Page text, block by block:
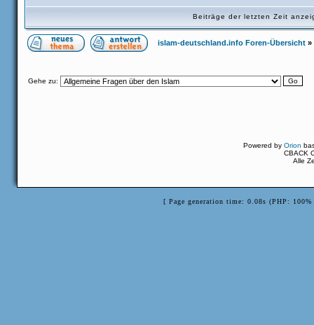
Beiträge der letzten Zeit
islam-deutschland.info Foren-Übersicht »
Gehe zu:
Powered byOrion
CBACK
Alle
[ Page generation time: 0.08s (PHP: